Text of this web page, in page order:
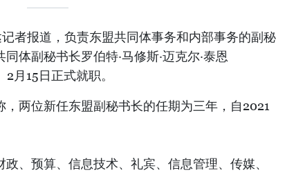
者报道，负责东盟共同体事务和内部事务的副秘
体副秘书长罗伯特·马修斯·迈克尔·泰恩
月15日正式就职。
两位新任东盟副秘书长的任期为三年，自2021
、预算、信息技术、礼宾、信息管理、传媒、